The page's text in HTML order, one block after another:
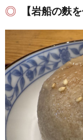
【岩船の麩